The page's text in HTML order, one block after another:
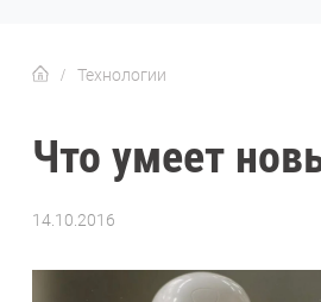
Технологии
Что умеет
14.10.2016